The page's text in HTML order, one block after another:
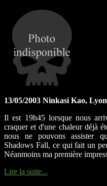
13/05/2003 Ninkasi Kao, Lyon
Il est 19h45 lorsque nous
craquer et d'une chaleur déjà
nous ne pouvons assister
Shadows Fall, ce qui fait un
Néanmoins ma première
Lire la suite...